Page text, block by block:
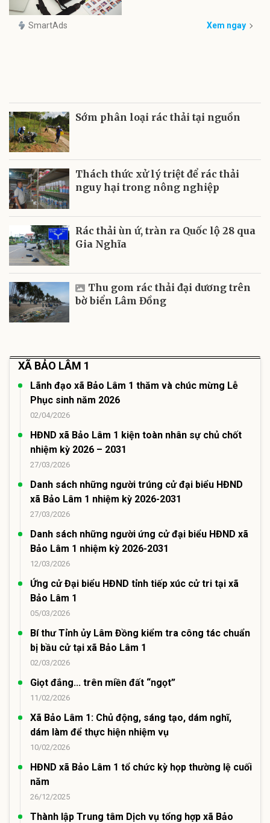
SmartAds Xem ngay
Sớm phân loại rác thải tại nguồn
Thách thức xử lý triệt để rác thải
nguy hại trong nông nghiệp
Rác thải ùn ứ, tràn ra Quốc lộ 28 qua
Gia Nghĩa
Thu gom rác thải đại dương trên
bờ biển Lâm Đồng
XÃ BẢO LÂM 1
Lãnh đạo xã Bảo Lâm 1 thăm và chúc mừng Lễ
Phục sinh năm 2026
02/04/2026
HĐND xã Bảo Lâm 1 kiện toàn nhân sự chủ chốt
nhiệm kỳ 2026 – 2031
27/03/2026
Danh sách những người trúng cử đại biểu HĐND
xã Bảo Lâm 1 nhiệm kỳ 2026-2031
27/03/2026
Danh sách những người ứng cử đại biểu HĐND xã
Bảo Lâm 1 nhiệm kỳ 2026-2031
12/03/2026
Ứng cử Đại biểu HĐND tỉnh tiếp xúc cử tri tại xã
Bảo Lâm 1
05/03/2026
Bí thư Tỉnh ủy Lâm Đồng kiểm tra công tác chuẩn
bị bầu cử tại xã Bảo Lâm 1
02/03/2026
Giọt đắng... trên miền đất “ngọt”
11/02/2026
Xã Bảo Lâm 1: Chủ động, sáng tạo, dám nghĩ,
dám làm để thực hiện nhiệm vụ
10/02/2026
HĐND xã Bảo Lâm 1 tổ chức kỳ họp thường lệ cuối
năm
26/12/2025
Thành lập Trung tâm Dịch vụ tổng hợp xã Bảo